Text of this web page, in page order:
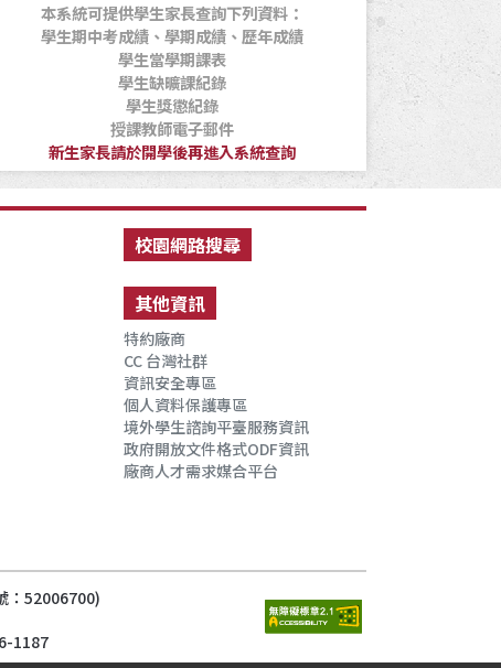
本系統可提供學生家長查詢下列資料：
學生期中考成績、學期成績、歷年成績
學生當學期課表
學生缺曠課紀錄
學生獎懲紀錄
授課教師電子郵件
新生家長請於開學後再進入系統查詢
校園網路搜尋
其他資訊
特約廠商
CC 台灣社群
資訊安全專區
個人資料保護專區
境外學生諮詢平臺服務資訊
政府開放文件格式ODF資訊
廠商人才需求媒合平台
：52006700)
1187